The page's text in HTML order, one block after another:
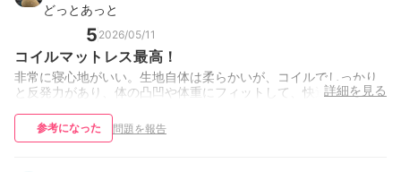
どっとあっと
5 2026/05/11
コイルマットレス最高！
非常に寝心地がいい。生地自体は柔らかいが、コイルでしっかり
と反発力があり、体の凸凹や体重にフィットして、快適。詳細を見る
参考になった 問題を報告